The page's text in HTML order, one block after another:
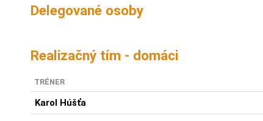
Delegované osoby
Realizačný tím - domáci
TRÉNER
Karol Húšťa